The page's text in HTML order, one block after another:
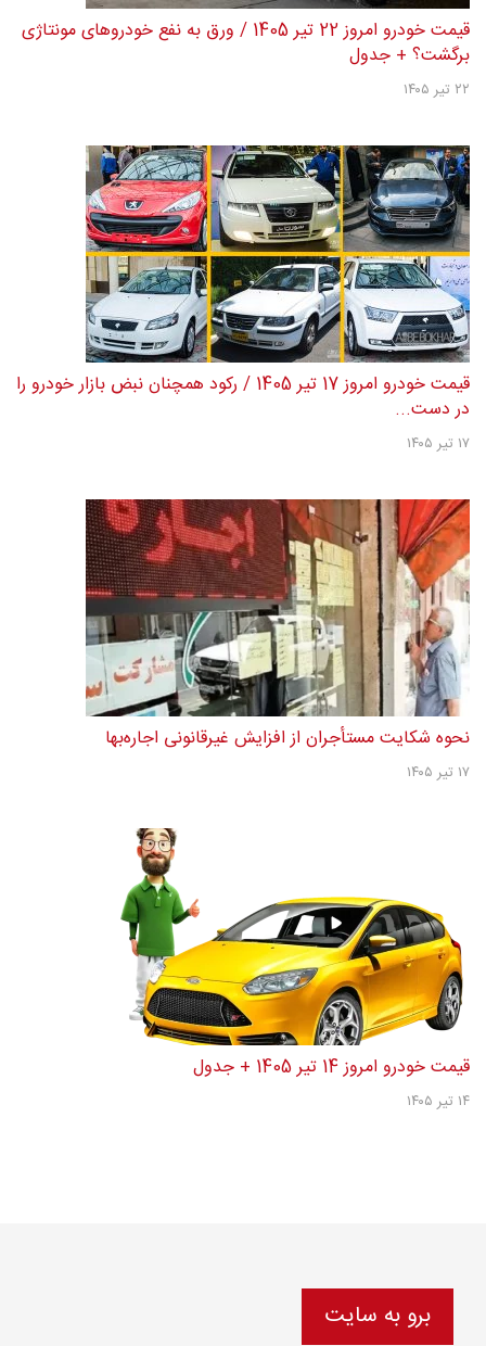
قیمت خودرو امروز 22 تیر 1405 / ورق به نفع خودروهای مونتاژی
برگشت؟ + جدول
۲۲ تیر ۱۴۰۵
قیمت خودرو امروز 17 تیر 1405 / رکود همچنان نبض بازار خودرو را
در دست...
۱۷ تیر ۱۴۰۵
نحوه شکایت مستأجران از افزایش غیرقانونی اجاره‌بها
۱۷ تیر ۱۴۰۵
قیمت خودرو امروز 14 تیر 1405 + جدول
۱۴ تیر ۱۴۰۵
برو به سایت